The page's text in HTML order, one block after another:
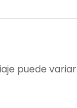
puede variar